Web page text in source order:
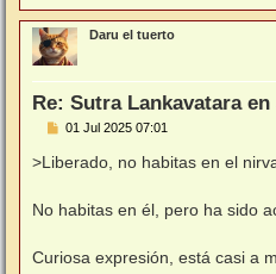
Daru el tuerto
Re: Sutra Lankavatara
M
n
s
j
e
01 Jul 2025 07:01
>Liberado, no habitas en el
No habitas en él, pero ha sido
Curiosa expresión, está casi a